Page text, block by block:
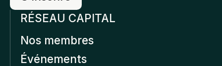
RÉSEAU CAPITAL
Nos membres
Événements